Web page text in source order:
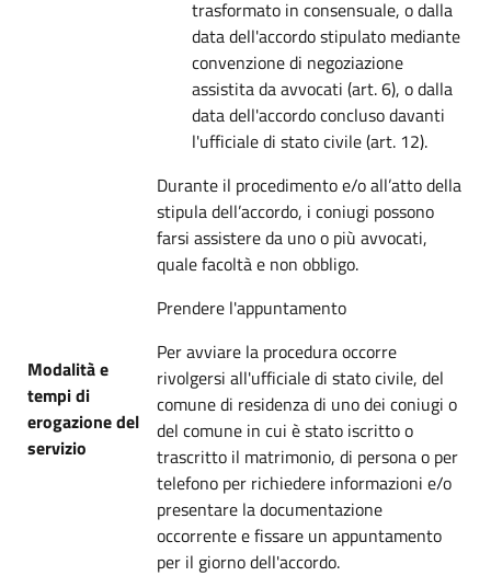
Modalità e
tempi di
erogazione del
servizio
trasformato in consensuale, o dalla
data dell'accordo stipulato mediante
convenzione di negoziazione
assistita da avvocati (art. 6), o dalla
data dell'accordo concluso davanti
l'ufficiale di stato civile (art. 12).
Durante il procedimento e/o all’atto della
stipula dell’accordo, i coniugi possono
farsi assistere da uno o più avvocati,
quale facoltà e non obbligo.
Prendere l'appuntamento
Per avviare la procedura occorre
rivolgersi all'ufficiale di stato civile, del
comune di residenza di uno dei coniugi o
del comune in cui è stato iscritto o
trascritto il matrimonio, di persona o per
telefono per richiedere informazioni e/o
presentare la documentazione
occorrente e fissare un appuntamento
per il giorno dell'accordo.